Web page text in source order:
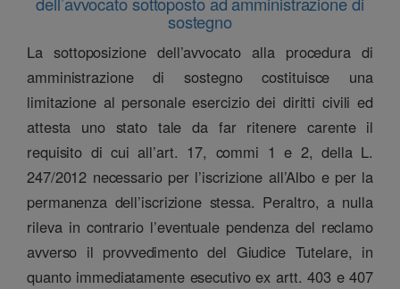
sostegno
La sottoposizione dell’avvocato alla procedura di
amministrazione di sostegno costituisce una
limitazione al personale esercizio dei diritti civili ed
attesta uno stato tale da far ritenere carente il
requisito di cui all’art. 17, commi 1 e 2, della L.
247/2012 necessario per l’iscrizione all’Albo e per la
permanenza dell’iscrizione stessa. Peraltro, a nulla
rileva in contrario l’eventuale pendenza del reclamo
avverso il provvedimento del Giudice Tutelare, in
quanto immediatamente esecutivo ex artt. 403 e 407